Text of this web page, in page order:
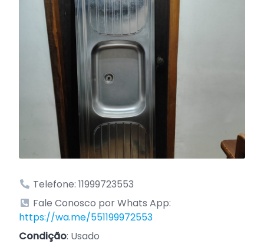
Telefone: 11999723553
Fale Conosco por Whats App:
https://wa.me/551199972553
Condição: Usado